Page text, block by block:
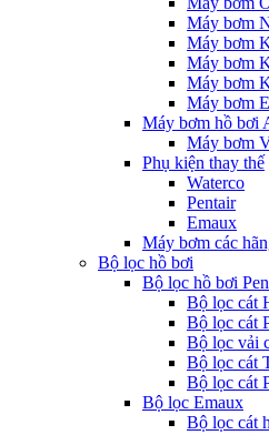
Máy bơm
Máy bơm
Máy bơm
Máy bơm
Máy bơm
Máy bơm hồ bơi
Máy bơm
Phụ kiện thay thế
Waterco
Pentair
Emaux
Máy bơm các
Bộ lọc hồ bơi
Bộ lọc hồ bơi
Bộ lọc cát
Bộ lọc cát
Bộ lọc vải
Bộ lọc cát
Bộ lọc cát
Bộ lọc Emaux
Bộ lọc cát